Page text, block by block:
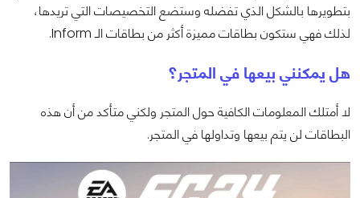
بتطويرها بالشكل الذي تفضله وستضع التخصيصات التي تريدها،
لذلك فهي ستكون بطاقات مميزة أكثر من بطاقات الـ Inform.
هل يمكنني بيعها في المتجر؟
لا أمتلك المعلومات الكافية حول المتجر ولكني متأكد من أن هذه
البطاقات لن يتم بيعها وتداولها في المتجر.